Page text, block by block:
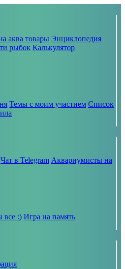
аква товары Энциклопедия
рыбок Калькулятор
Темы с моим участием Список
Чат в Telegram Аквариумисты на
:) Игра на память